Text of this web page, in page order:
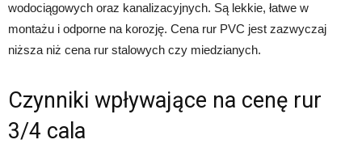
wodociągowych oraz kanalizacyjnych. Są lekkie, łatwe w
montażu i odporne na korozję. Cena rur PVC jest zazwyczaj
niższa niż cena rur stalowych czy miedzianych.
Czynniki wpływające na cenę rur
3/4 cala